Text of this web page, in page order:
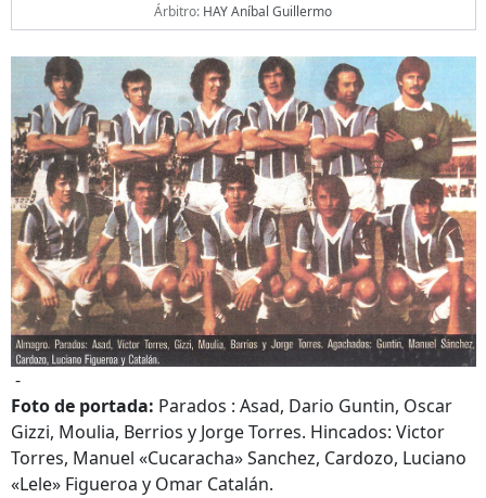
Árbitro: HAY Aníbal Guillermo
-
Foto de portada: Parados : Asad, Dario Guntin, Oscar
Gizzi, Moulia, Berrios y Jorge Torres. Hincados: Victor
Torres, Manuel «Cucaracha» Sanchez, Cardozo, Luciano
«Lele» Figueroa y Omar Catalán.